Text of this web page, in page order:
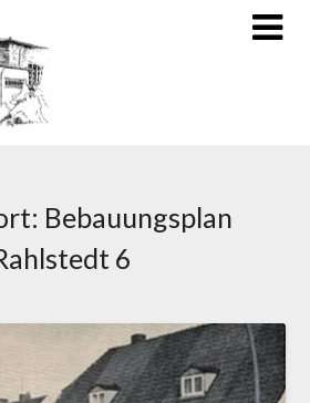
Bebauungsplan
6